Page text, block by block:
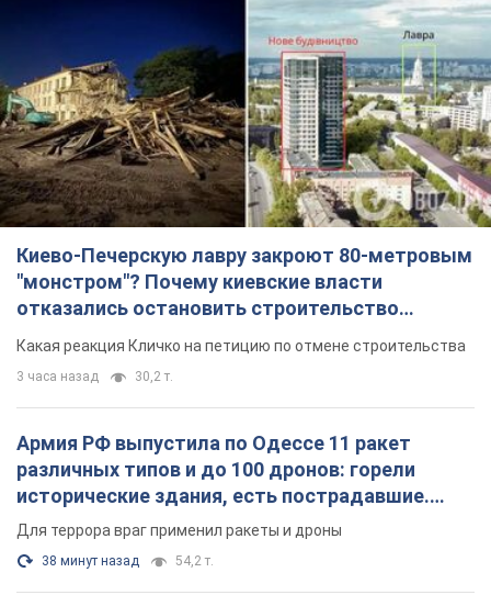
Киево-Печерскую лавру закроют 80-метровым
"монстром"? Почему киевские власти
отказались остановить строительство
небоскреба "московского верующего"
Какая реакция Кличко на петицию по отмене строительства
3 часа назад 30,2 т.
Армия РФ выпустила по Одессе 11 ракет
различных типов и до 100 дронов: горели
исторические здания, есть пострадавшие.
Фото и видео
Для террора враг применил ракеты и дроны
38 минут назад 54,2 т.